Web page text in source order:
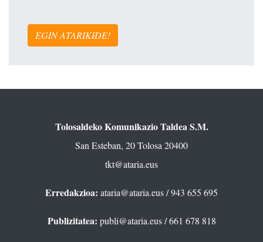
EGIN ATARIKIDE!
Tolosaldeko Komunikazio Taldea S.M.
San Esteban, 20 Tolosa 20400
tkt@ataria.eus
Erredakzioa: ataria@ataria.eus/ 943 655 695
Publizitatea: publi@ataria.eus/ 661 678 818